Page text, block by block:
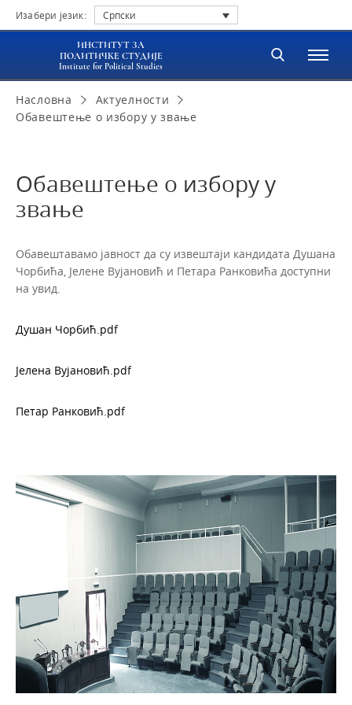
Изабери језик: Српски
ИНСТИТУТ ЗА
ПОЛИТИЧКЕ СТУДИЈЕ
Institute for Political Studies
Насловна
Актуелности
Обавештење о избору у звање
Обавештење о избору у
звање
Обавештавамо јавност да су извештаји кандидата Душана
Чорбића, Јелене Вујановић и Петара Ранковића доступни
на увид.
Душан Чорбић.pdf
Јелена Вујановић.pdf
Петар Ранковић.pdf